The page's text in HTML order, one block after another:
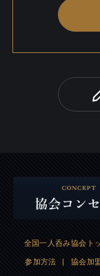
全国一人呑み協会ト
参加方法 | 協会加